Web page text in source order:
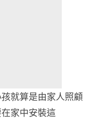
就算是由家人照顧
家中安裝這